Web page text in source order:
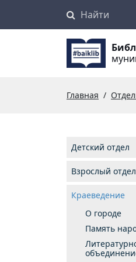
Детский отдел
Взрослый отдел
Краеведение
О городе
Память
Поиск
Найти
Главная